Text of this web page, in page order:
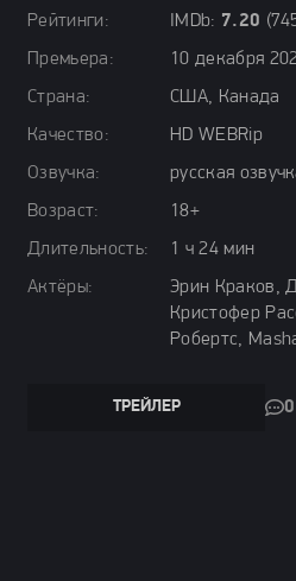
Рейтинги:
IMDb: 7.20
Премьера:
10 декабря
Страна:
США, Канада
Качество:
HD WEBRip
Озвучка:
русская
Возраст:
18+
Длительность:
1 ч 24 мин
Актёры:
Эрин Краков,
Кристофер
Робертс,
ТРЕЙЛЕР 0